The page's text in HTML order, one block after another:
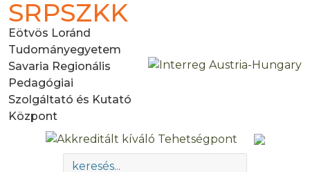
SRPSZKK
Eötvös Loránd
Tudományegyetem
Savaria Regionális
Pedagógiai
Szolgáltató és Kutató
Központ